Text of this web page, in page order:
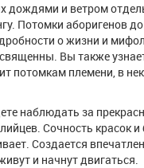
и ветром
Потомки аборигенов
о жизни и
Вы также
потомкам племени, в
наблюдать за
Сочность красок
Создается
и начнут двигаться.